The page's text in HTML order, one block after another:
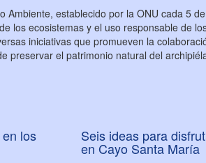
Ambiente, establecido por la ONU cada 5
los ecosistemas y el uso responsable de
iniciativas que promueven la
preservar el patrimonio natural del
los Seis ideas para
en Cayo Santa María